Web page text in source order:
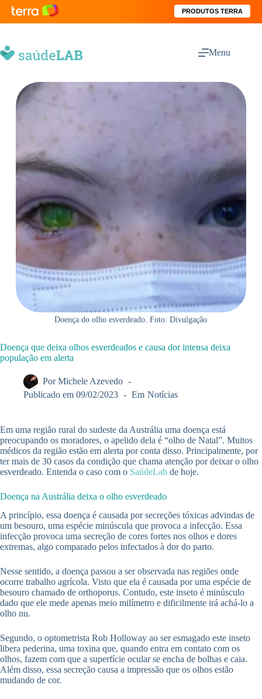
PRODUTOS TERRA
Menu
Doença do olho esverdeado. Foto: Divulgação
Doença que deixa olhos esverdeados e causa dor intensa deixa
população em alerta
Por Michele Azevedo
Publicado em 09/02/2023 Em Notícias
Em uma região rural do sudeste da Austrália uma doença está
preocupando os moradores, o apelido dela é “olho de Natal”. Muitos
médicos da região estão em alerta por conta disso. Principalmente, por
ter mais de 30 casos da condição que chama atenção por deixar o olho
esverdeado. Entenda o caso com o SaúdeLab de hoje.
Doença na Austrália deixa o olho esverdeado
A princípio, essa doença é causada por secreções tóxicas advindas de
um besouro, uma espécie minúscula que provoca a infecção. Essa
infecção provoca uma secreção de cores fortes nos olhos e dores
extremas, algo comparado pelos infectados à dor do parto.
Nesse sentido, a doença passou a ser observada nas regiões onde
ocorre trabalho agrícola. Visto que ela é causada por uma espécie de
besouro chamado de orthoporus. Contudo, este inseto é minúsculo
dado que ele mede apenas meio milímetro e dificilmente irá achá-lo a
olho nu.
Segundo, o optometrista Rob Holloway ao ser esmagado este inseto
libera pederina, uma toxina que, quando entra em contato com os
olhos, fazem com que a superfície ocular se encha de bolhas e caia.
Além disso, essa secreção causa a impressão que os olhos estão
mudando de cor.